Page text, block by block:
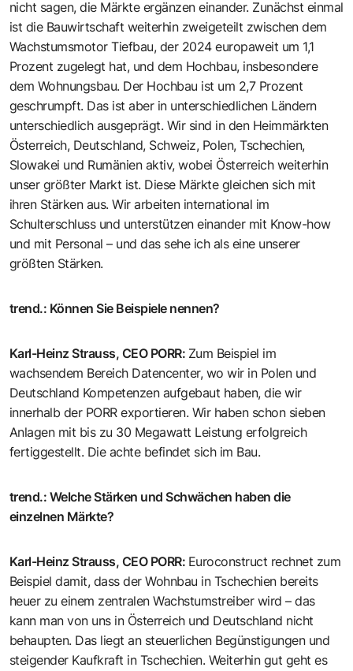
nicht sagen, die Märkte ergänzen einander. Zunächst einmal
ist die Bauwirtschaft weiterhin zweigeteilt zwischen dem
Wachstumsmotor Tiefbau, der 2024 europaweit um 1,1
Prozent zugelegt hat, und dem Hochbau, insbesondere
dem Wohnungsbau. Der Hochbau ist um 2,7 Prozent
geschrumpft. Das ist aber in unterschiedlichen Ländern
unterschiedlich ausgeprägt. Wir sind in den Heimmärkten
Österreich, Deutschland, Schweiz, Polen, Tschechien,
Slowakei und Rumänien aktiv, wobei Österreich weiterhin
unser größter Markt ist. Diese Märkte gleichen sich mit
ihren Stärken aus. Wir arbeiten international im
Schulterschluss und unterstützen einander mit Know-how
und mit Personal – und das sehe ich als eine unserer
größten Stärken.
trend.: Können Sie Beispiele nennen?
Karl-Heinz Strauss, CEO PORR: Zum Beispiel im
wachsendem Bereich Datencenter, wo wir in Polen und
Deutschland Kompetenzen aufgebaut haben, die wir
innerhalb der PORR exportieren. Wir haben schon sieben
Anlagen mit bis zu 30 Megawatt Leistung erfolgreich
fertiggestellt. Die achte befindet sich im Bau.
trend.: Welche Stärken und Schwächen haben die
einzelnen Märkte?
Karl-Heinz Strauss, CEO PORR: Euroconstruct rechnet zum
Beispiel damit, dass der Wohnbau in Tschechien bereits
heuer zu einem zentralen Wachstumstreiber wird – das
kann man von uns in Österreich und Deutschland nicht
behaupten. Das liegt an steuerlichen Begünstigungen und
steigender Kaufkraft in Tschechien. Weiterhin gut geht es